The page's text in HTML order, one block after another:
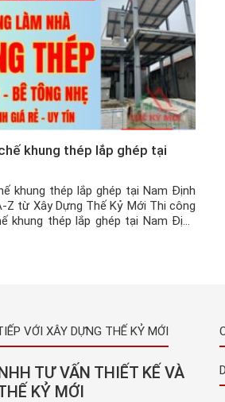
khung thép lắp ghép tại
khung thép lắp ghép tại Nam Định
Z từ Xây Dựng Thế Kỷ Mới Thi công
khung thép lắp ghép tại Nam Định
VỚI XÂY DỰNG THẾ KỶ MỚI
TƯ VẤN THIẾT KẾ VÀ
KỶ MỚI